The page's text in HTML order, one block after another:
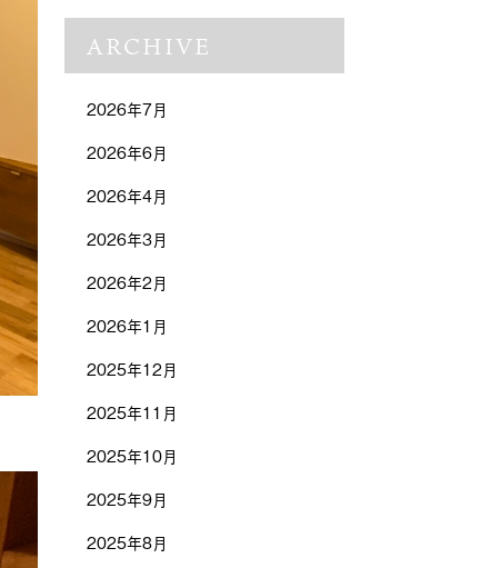
ARCHIVE
2026年7月
2026年6月
2026年4月
2026年3月
2026年2月
2026年1月
2025年12月
2025年11月
2025年10月
2025年9月
2025年8月